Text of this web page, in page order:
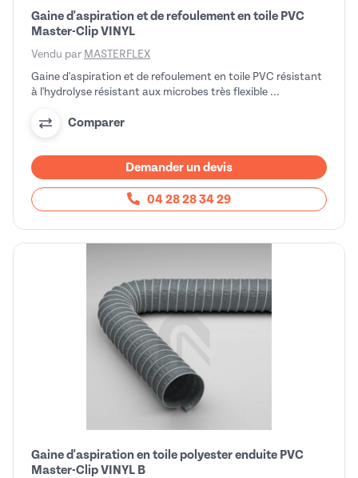
Gaine d'aspiration et de refoulement en toile PVC
Master-Clip VINYL
Vendu par MASTERFLEX
Gaine d'aspiration et de refoulement en toile PVC résistant
à l'hydrolyse résistant aux microbes très flexible ...
Comparer
Demander un devis
04 28 28 34 29
Gaine d'aspiration en toile polyester enduite PVC
Master-Clip VINYL B